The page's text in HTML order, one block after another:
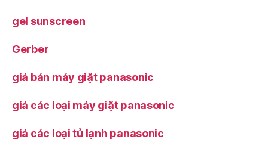
gel sunscreen
Gerber
giá bán máy giặt panasonic
giá các loại máy giặt panasonic
giá các loại tủ lạnh panasonic